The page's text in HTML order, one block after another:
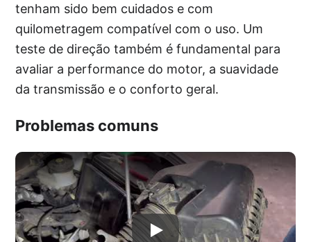
tenham sido bem cuidados e com
quilometragem compatível com o uso. Um
teste de direção também é fundamental para
avaliar a performance do motor, a suavidade
da transmissão e o conforto geral.
Problemas comuns